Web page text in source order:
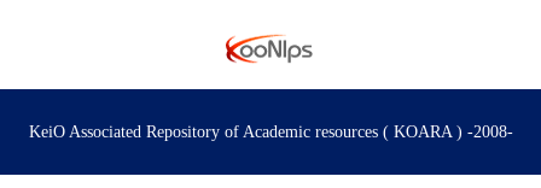
KeiO Associated Repository of Academic resources ( KOARA ) -2008-